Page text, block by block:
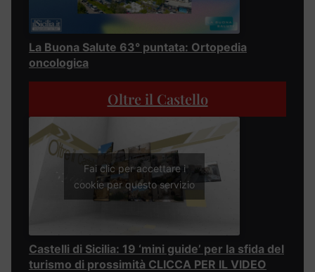
La Buona Salute 63° puntata: Ortopedia
oncologica
Oltre il Castello
Fai clic per accettare i
cookie per questo servizio
Castelli di Sicilia: 19 ‘mini guide’ per la sfida del
turismo di prossimità CLICCA PER IL VIDEO